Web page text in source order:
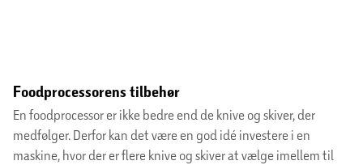
Foodprocessorens tilbehør
En foodprocessor er ikke bedre end de knive og skiver, der
medfølger. Derfor kan det være en god idé investere i en
maskine, hvor der er flere knive og skiver at vælge imellem til